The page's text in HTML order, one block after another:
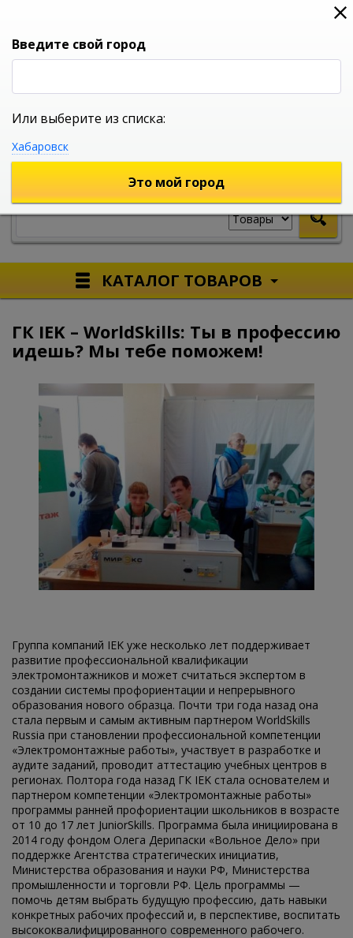
0
УНИВЕРСАЛЬНЫЙ ИНТЕРНЕТ МАГАЗИН
КАТАЛОГ ТОВАРОВ
ГК IEK – WorldSkills: Ты в профессию
идешь? Мы тебе поможем!
Группа компаний IEK уже несколько лет поддерживает
развитие профессиональной квалификации
электромонтажников и может считаться экспертом в
создании системы профориентации и непрерывного
образования нового образца. Почти три года назад она
стала первым и самым активным партнером WorldSkills
Russia при становлении профессиональной компетенции
«Электромонтажные работы», участвует в разработке и
аудите заданий, проводит аттестацию учебных центров в
регионах. Полтора года назад ГК IEK стала основателем и
партнером компетенции «Электромонтажные работы»
программы ранней профориентации школьников в возрасте
от 10 до 17 лет JuniorSkills. Программа была инициирована в
2014 году фондом Олега Дерипаски «Вольное Дело» при
поддержке Агентства стратегических инициатив,
Министерства образования и науки РФ, Министерства
промышленности и торговли РФ. Цель программы —
помочь детям выбрать будущую профессию, дать навыки
конкретных рабочих профессий и, в перспективе, воспитать
высококвалифицированного современного рабочего.
Введите свой город
Или выберите из списка:
Хабаровск
Это мой город